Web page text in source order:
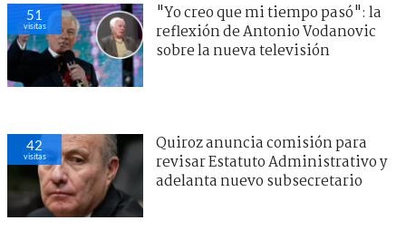
51
visitas
"Yo creo que mi tiempo pasó": la
reflexión de Antonio Vodanovic
sobre la nueva televisión
42
visitas
Quiroz anuncia comisión para
revisar Estatuto Administrativo y
adelanta nuevo subsecretario